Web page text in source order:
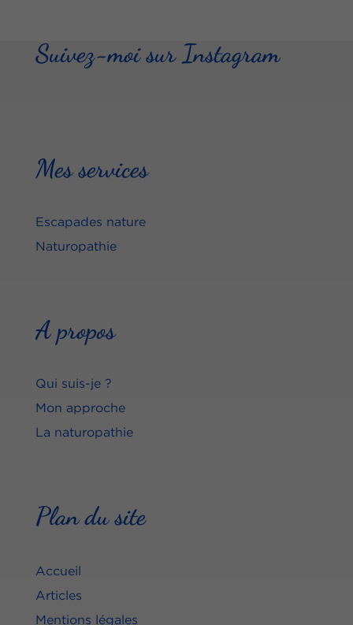
Suivez-moi sur Instagram
Mes services
Escapades nature
Naturopathie
A propos
Qui suis-je ?
Mon approche
La naturopathie
Plan du site
Accueil
Articles
Mentions légales